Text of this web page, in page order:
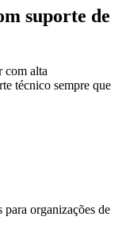
suporte de
com alta
técnico sempre que
organizações de